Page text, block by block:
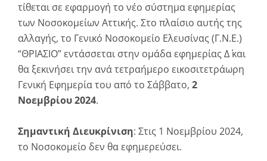
τίθεται σε εφαρμογή το νέο σύστημα εφημερίας
των Νοσοκομείων Αττικής. Στο πλαίσιο αυτής της
αλλαγής, το Γενικό Νοσοκομείο Ελευσίνας (Γ.Ν.Ε.)
“ΘΡΙΑΣΙΟ” εντάσσεται στην ομάδα εφημερίας Δ΄ και
θα ξεκινήσει την ανά τετραήμερο εικοσιτετράωρη
Γενική Εφημερία του από το Σάββατο, 2
Νοεμβρίου 2024.
Σημαντική Διευκρίνιση: Στις 1 Νοεμβρίου 2024,
το Νοσοκομείο δεν θα εφημερεύσει.